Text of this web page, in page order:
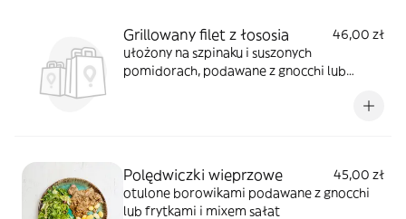
Grillowany filet z łososia
46,00 zł
ułożony na szpinaku i suszonych
pomidorach, podawane z gnocchi lub
Polędwiczki wieprzowe
45,00 zł
otulone borowikami podawane z gnocchi
lub frytkami i mixem sałat